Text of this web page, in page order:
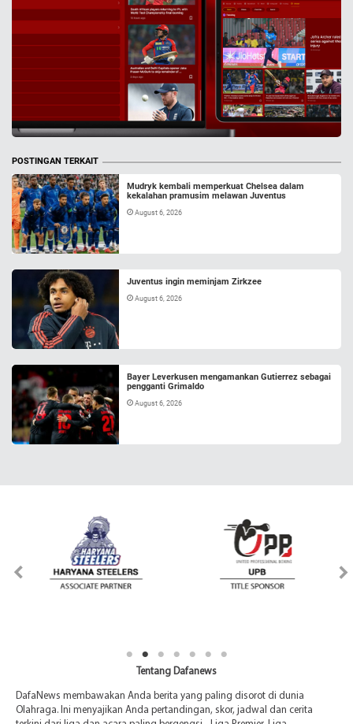
POSTINGAN TERKAIT
Mudryk kembali memperkuat Chelsea dalam
kekalahan pramusim melawan Juventus
August 6, 2026
Juventus ingin meminjam Zirkzee
August 6, 2026
Bayer Leverkusen mengamankan Gutierrez sebagai
pengganti Grimaldo
August 6, 2026
Tentang Dafanews
DafaNews membawakan Anda berita yang paling disorot di dunia
Olahraga. Ini menyajikan Anda pertandingan, skor, jadwal dan cerita